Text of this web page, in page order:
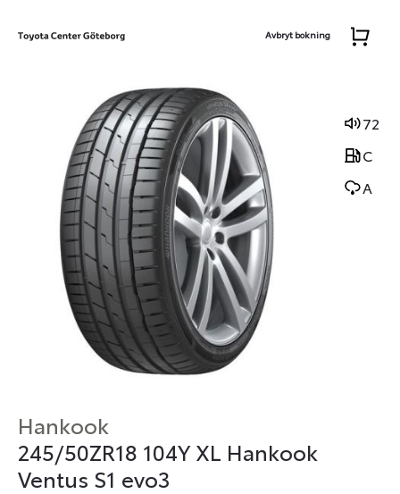
Avbryt bokning
72
C
A
Hankook
245/50ZR18 104Y XL Hankook
Ventus S1 evo3